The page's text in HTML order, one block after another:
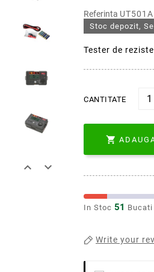
 
Referinta UT501A
Stoc depozit,
Tester de
CANTITATE

In Stoc 51
Write your